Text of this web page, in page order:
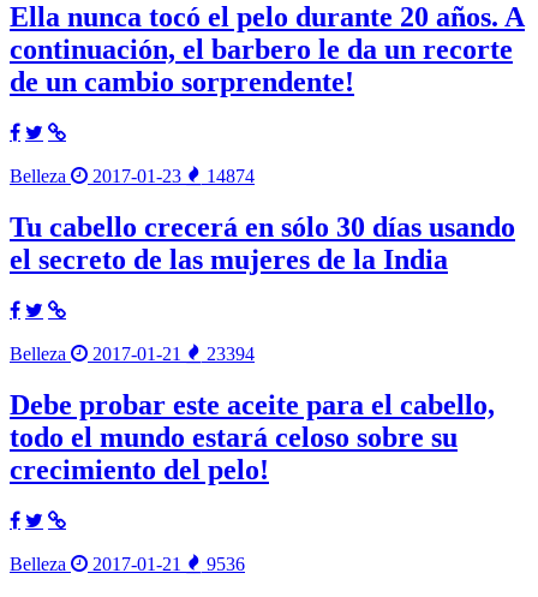
Ella nunca tocó el pelo durante 20 años. A
continuación, el barbero le da un recorte
de un cambio sorprendente!
Belleza 2017-01-23 14874
Tu cabello crecerá en sólo 30 días usando
el secreto de las mujeres de la India
Belleza 2017-01-21 23394
Debe probar este aceite para el cabello,
todo el mundo estará celoso sobre su
crecimiento del pelo!
Belleza 2017-01-21 9536